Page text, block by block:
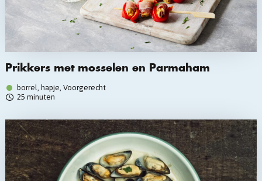
Prikkers met mosselen en Parmaham
borrel, hapje, Voorgerecht
25 minuten